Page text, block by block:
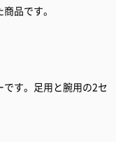
品です。
す。足用と腕用の2セ